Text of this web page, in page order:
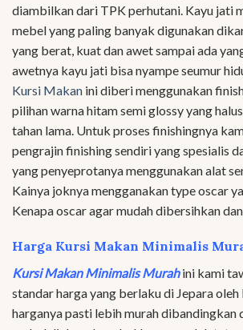
diambilkan dari TPK perhutani. Kayu jati
mebel yang paling banyak digunakan
yang berat, kuat dan awet sampai ada
awetnya kayu jati bisa nyampe seumur
Kursi Makan ini diberi menggunakan
pilihan warna hitam semi glossy yang
tahan lama. Untuk proses finishingnya
pengrajin finishing sendiri yang spesialis
yang penyeprotanya menggunakan alat
Kainya joknya mengganakan type oscar
Kenapa oscar agar mudah dibersihkan
Harga Kursi Makan Minimalis
Kursi Makan Minimalis Murahini kami
standar harga yang berlaku di Jepara oleh
harganya pasti lebih murah dibandingkan